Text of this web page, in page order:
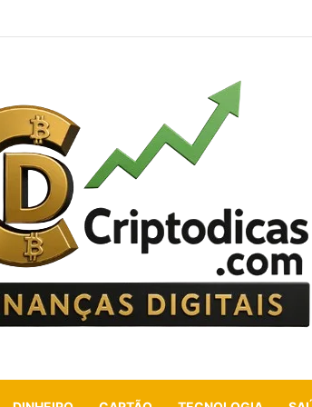
w Vikings Casino: co oferuje w 2026 roku